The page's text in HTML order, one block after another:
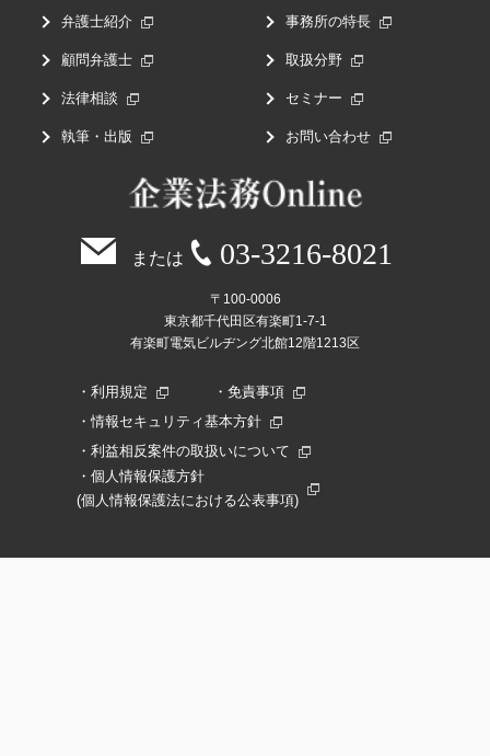
弁護士紹介 事務所の特長
顧問弁護士 取扱分野
法律相談 セミナー
執筆・出版 お問い合わせ
または 03-3216-8021
〒100-0006
東京都千代田区有楽町1-7-1
有楽町電気ビルヂング北館12階1213区
利用規定
免責事項
情報セキュリティ基本方針
利益相反案件の取扱いについて
個人情報保護方針
(個人情報保護法における公表事項)